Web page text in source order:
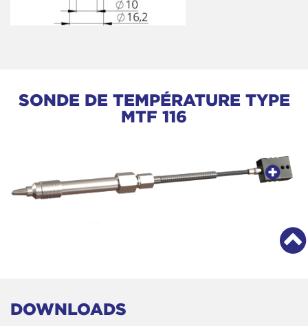
SONDE DE TEMPÉRATURE TYPE
MTF 116
DOWNLOADS